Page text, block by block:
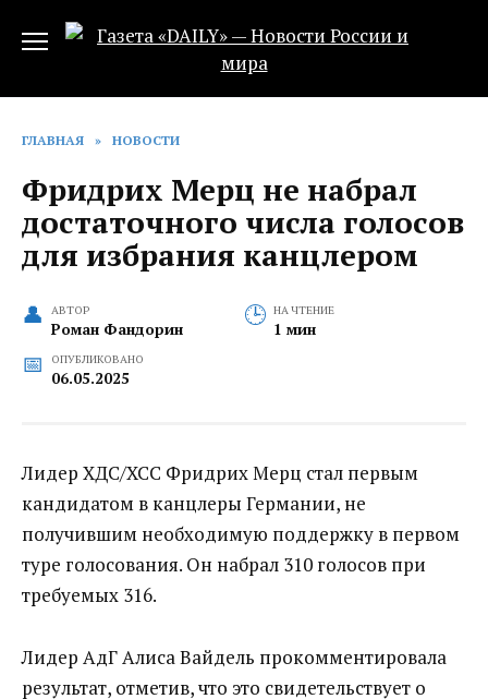
ГЛАВНАЯ » НОВОСТИ
Фридрих Мерц не набрал
достаточного числа голосов
для избрания канцлером
АВТОР
Роман Фандорин
НА ЧТЕНИЕ
1 мин
ОПУБЛИКОВАНО
06.05.2025
Лидер ХДС/ХСС Фридрих Мерц стал первым
кандидатом в канцлеры Германии, не
получившим необходимую поддержку в первом
туре голосования. Он набрал 310 голосов при
требуемых 316.
Лидер АдГ Алиса Вайдель прокомментировала
результат, отметив, что это свидетельствует о